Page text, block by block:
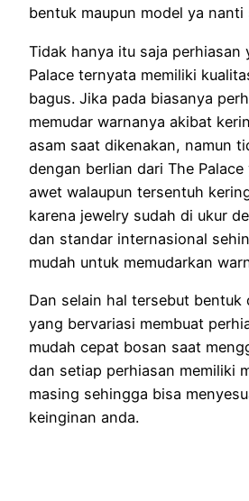
bentuk maupun model ya nanti
Tidak hanya itu saja perhiasan
Palace ternyata memiliki
bagus. Jika pada biasanya
memudar warnanya akibat
asam saat dikenakan, namun
dengan berlian dari The
awet walaupun tersentuh
karena jewelry sudah di ukur
dan standar internasional
mudah untuk memudarkan
Dan selain hal tersebut bentuk
yang bervariasi membuat
mudah cepat bosan saat
dan setiap perhiasan memiliki
masing sehingga bisa
keinginan anda.